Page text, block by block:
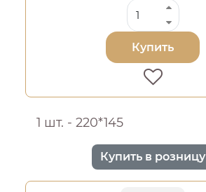
Купить
1 шт. - 220*145
Купить в розницу